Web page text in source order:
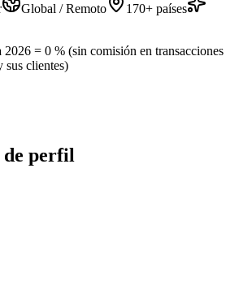
Global / Remoto
170+ países
= 0 % (sin comisión en transacciones
sus clientes)
perfil